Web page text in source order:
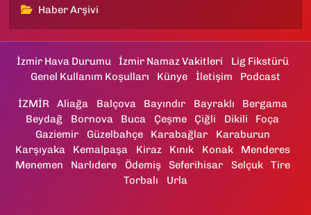
Haber Arşivi
İzmir Hava Durumu İzmir Namaz Vakitleri
Lig Fikstürü
Genel Kullanım Koşulları
Künye İletişim Podcast
İZMİR Aliağa Balçova Bayındır Bayraklı
Bergama
Beydağ
Bornova Buca Çeşme Çiğli Dikili
Foça
Gaziemir
Güzelbahçe Karabağlar
Karaburun
Karşıyaka
Kemalpaşa Kiraz Kınık Konak
Menderes
Menemen
Narlıdere Ödemiş Seferihisar Selçuk
Tire
Torbalı
Urla